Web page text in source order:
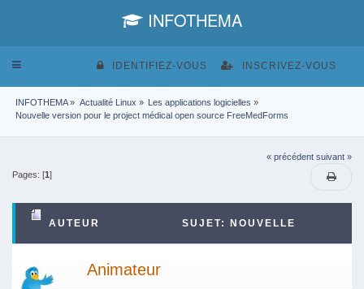
INFOTHEMA
Toggle
IDENTIFIEZ-VOUS INSCRIVEZ-VOUS
INFOTHEMA» Actualité Linux » Les applications logicielles »
Nouvelle version pour le project médical open source FreeMedForms
« précédent suivant »
Pages: [1]
AUTEUR SUJET: NOUVELLE
VERSION POUR LE PROJECT MÉDICAL OPEN
Animateur